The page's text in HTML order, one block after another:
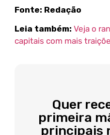
Fonte: Redação
Leia também: Veja o
capitais com mais
Quer
primeira
principais